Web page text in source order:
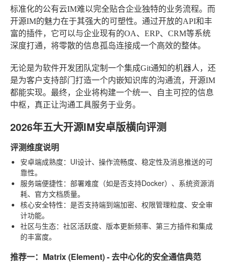
标准化的公有云IM难以完全贴合企业独特的业务流程。而
开源IM的魅力在于其强大的可塑性。通过开放的API和丰
富的插件，它可以与企业现有的OA、ERP、CRM等系统
深度打通，将零散的信息孤岛连接成一个高效的整体。
无论是为软件开发团队定制一个集成Git通知的机器人，还
是为客户支持部门打造一个内嵌知识库的沟通流，开源IM
都能实现。最终，企业将构建一个统一、自主可控的信息
中枢，真正让沟通工具服务于业务。
2026年五大开源IM安卓版横向评测
评测维度说明
安卓端成熟度：UI设计、操作流畅度、稳定性及消息推送的可
靠性。
服务端便捷性：部署难度（如是否支持Docker）、系统资源消
耗、官方文档质量。
核心安全特性：是否支持端到端加密、权限管理粒度、安全审
计功能。
社区与生态：社区活跃度、版本更新频率、第三方插件和集成
的丰富度。
推荐一：Matrix (Element) - 去中心化的安全通信典范